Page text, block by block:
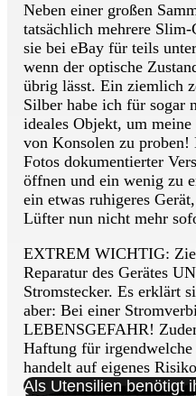
Neben einer großen
tatsächlich mehrere
sie bei eBay für teils
wenn der optische
übrig lässt. Ein ziemlich
Silber habe ich für sogar
ideales Objekt, um
von Konsolen zu
Fotos dokumentierter
öffnen und ein wenig zu
ein etwas ruhigeres
Lüfter nun nicht mehr
EXTREM WICHTIG:
Reparatur des Gerätes
Stromstecker. Es erklärt
aber: Bei einer
LEBENSGEFAHR!
Haftung für
handelt auf eigenes
Als Utensilien benötigt